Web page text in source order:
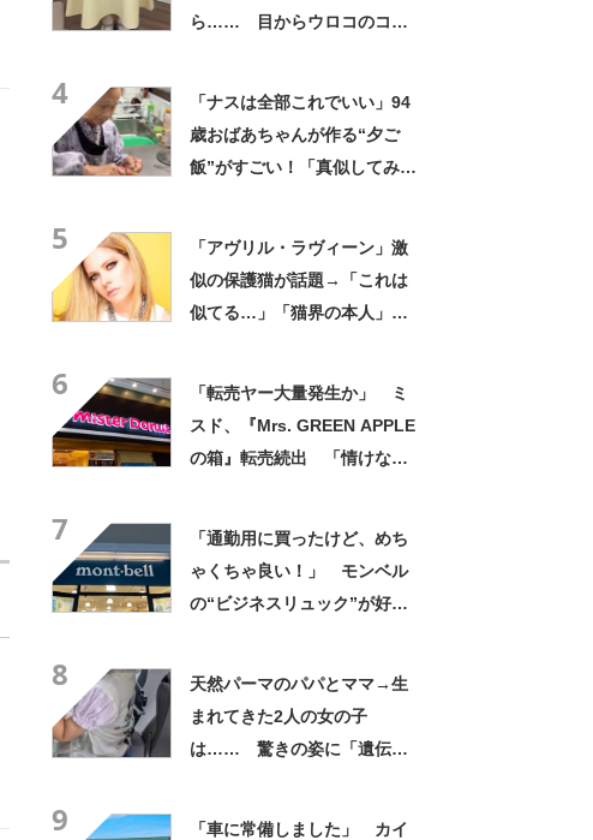
ら…… 目からウロコのコー
4
「ナスは全部これでいい」94
歳おばあちゃんが作る“夕ご
飯”がすごい！「真似してみま
5
「アヴリル・ラヴィーン」激
似の保護猫が話題→「これは
似てる…」「猫界の本人」
6
「転売ヤー大量発生か」 ミ
スド、『Mrs. GREEN APPLE
の箱』転売続出 「情けない
7
「通勤用に買ったけど、めち
ゃくちゃ良い！」 モンベル
の“ビジネスリュック”が好
8
天然パーマのパパとママ→生
まれてきた2人の女の子
は…… 驚きの姿に「遺伝っ
9
「車に常備しました」 カイ